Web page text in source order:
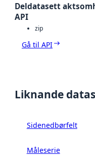
Deldatasett
API
zip
Gå til API
Liknande
Sidenedbørfelt
Måleserie